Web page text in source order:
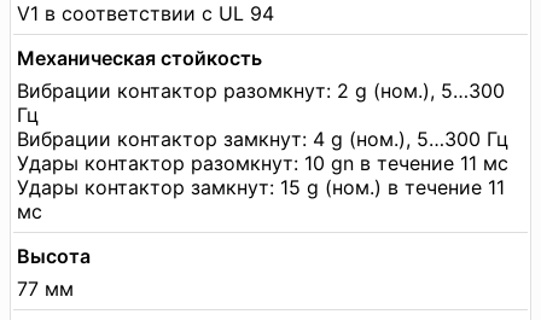
V1 в соответствии с UL 94
Механическая стойкость
Вибрации контактор разомкнут: 2 g (ном.), 5…300
Гц
Вибрации контактор замкнут: 4 g (ном.), 5…300 Гц
Удары контактор разомкнут: 10 gn в течение 11 мс
Удары контактор замкнут: 15 g (ном.) в течение 11
мс
Высота
77 мм